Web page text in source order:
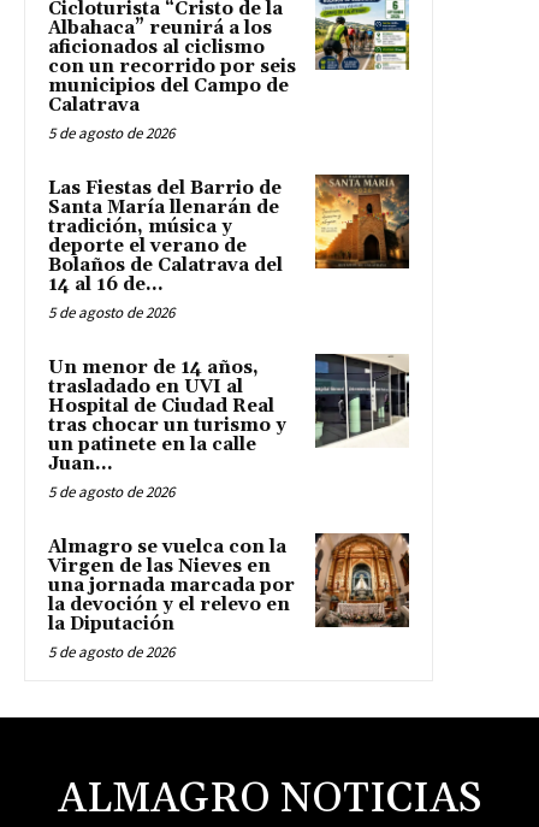
Cicloturista “Cristo de la
Albahaca” reunirá a los
aficionados al ciclismo
con un recorrido por seis
municipios del Campo de
Calatrava
5 de agosto de 2026
Las Fiestas del Barrio de
Santa María llenarán de
tradición, música y
deporte el verano de
Bolaños de Calatrava del
14 al 16 de...
5 de agosto de 2026
Un menor de 14 años,
trasladado en UVI al
Hospital de Ciudad Real
tras chocar un turismo y
un patinete en la calle
Juan...
5 de agosto de 2026
Almagro se vuelca con la
Virgen de las Nieves en
una jornada marcada por
la devoción y el relevo en
la Diputación
5 de agosto de 2026
ALMAGRO NOTICIAS